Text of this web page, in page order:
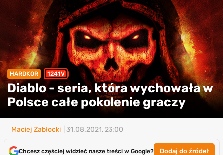
HARDKOR 1241V
Diablo - seria, która wychowała w
Polsce całe pokolenie graczy
Maciej Zabłocki | 31.08.2021, 23:00
Chcesz częściej widzieć nasze treści w Google? Dodaj do źródeł